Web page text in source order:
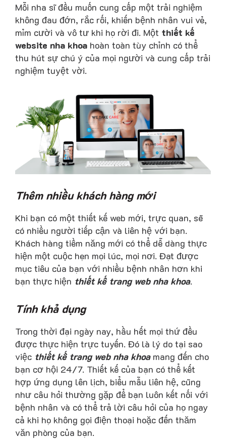
Mỗi nha sĩ đều muốn cung cấp một trải nghiệm
không đau đớn, rắc rối, khiến bệnh nhân vui vẻ,
mỉm cười và vô tư khi họ rời đi. Một thiết kế
website nha khoa hoàn toàn tùy chỉnh có thể
thu hút sự chú ý của mọi người và cung cấp trải
nghiệm tuyệt vời.
Thêm nhiều khách hàng mới
Khi bạn có một thiết kế web mới, trực quan, sẽ
có nhiều người tiếp cận và liên hệ với bạn.
Khách hàng tiềm năng mới có thể dễ dàng thực
hiện một cuộc hẹn mọi lúc, mọi nơi. Đạt được
mục tiêu của bạn với nhiều bệnh nhân hơn khi
bạn thực hiện thiết kế trang web nha khoa.
Tính khả dụng
Trong thời đại ngày nay, hầu hết mọi thứ đều
được thực hiện trực tuyến. Đó là lý do tại sao
việc thiết kế trang web nha khoamang đến cho
bạn cơ hội 24/7. Thiết kế của bạn có thể kết
hợp ứng dụng lên lịch, biểu mẫu liên hệ, cũng
như câu hỏi thường gặp để bạn luôn kết nối với
bệnh nhân và có thể trả lời câu hỏi của họ ngay
cả khi họ không gọi điện thoại hoặc đến thăm
văn phòng của bạn.